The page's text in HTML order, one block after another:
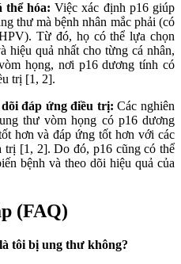
thể hóa: Việc xác định p16 giúp
thư mà bệnh nhân mắc phải (có
Từ đó, họ có thể lựa chọn
hiệu quả nhất cho từng cá nhân,
họng, nơi p16 dương tính có
trị [1, 2].
đáp ứng điều trị: Các nghiên
thư vòm họng có p16 dương
hơn và đáp ứng tốt hơn với các
trị [1, 2]. Do đó, p16 cũng có thể
bệnh và theo dõi hiệu quả của
(FAQ)
tôi bị ung thư không?